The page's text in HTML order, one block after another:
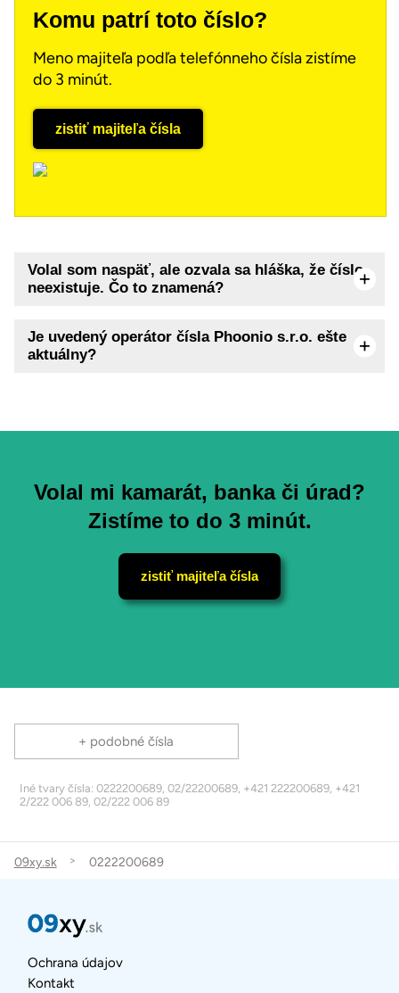
Komu patrí toto číslo?
Meno majiteľa podľa telefónneho čísla zistíme
do 3 minút.
zistiť majiteľa čísla
Volal som naspäť, ale ozvala sa hláška, že číslo
neexistuje. Čo to znamená?
Je uvedený operátor čísla Phoonio s.r.o. ešte
aktuálny?
Volal mi kamarát, banka či úrad?
Zistíme to do 3 minút.
zistiť majiteľa čísla
+ podobné čísla
Iné tvary čísla: 0222200689, 02/22200689, +421 222200689, +421
2/222 006 89, 02/222 006 89
09xy.sk 0222200689
Ochrana údajov
Kontakt